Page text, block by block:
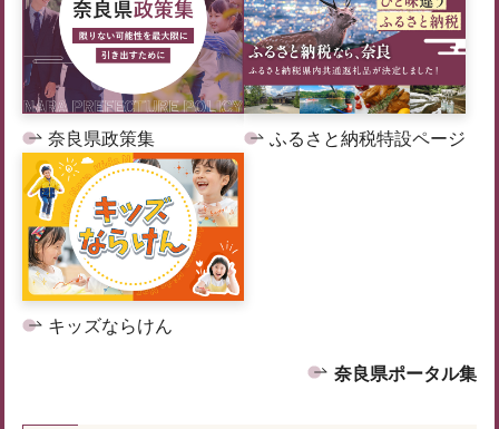
奈良県政策集 ふるさと納税特設ページ
キッズならけん
奈良県ポータル集